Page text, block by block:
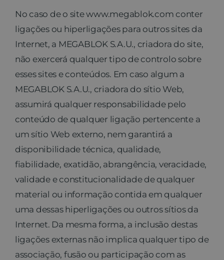
No caso de o site www.megablok.com conter
ligações ou hiperligações para outros sites da
Internet, a MEGABLOK S.A.U., criadora do site,
não exercerá qualquer tipo de controlo sobre
esses sites e conteúdos. Em caso algum a
MEGABLOK S.A.U., criadora do sítio Web,
assumirá qualquer responsabilidade pelo
conteúdo de qualquer ligação pertencente a
um sítio Web externo, nem garantirá a
disponibilidade técnica, qualidade,
fiabilidade, exatidão, abrangência, veracidade,
validade e constitucionalidade de qualquer
material ou informação contida em qualquer
uma dessas hiperligações ou outros sítios da
Internet. Da mesma forma, a inclusão destas
ligações externas não implica qualquer tipo de
associação, fusão ou participação com as